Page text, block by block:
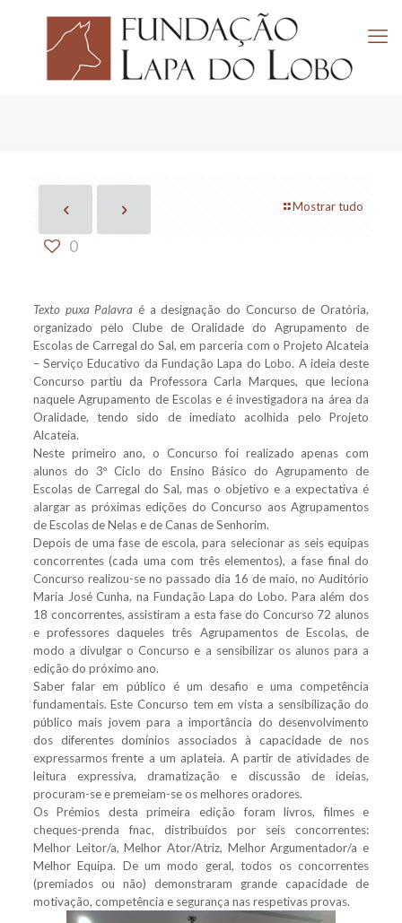
Mostrar tudo
0
Texto puxa Palavra é a designação do Concurso de Oratória,
organizado pelo Clube de Oralidade do Agrupamento de
Escolas de Carregal do Sal, em parceria com o Projeto Alcateia
– Serviço Educativo da Fundação Lapa do Lobo. A ideia deste
Concurso partiu da Professora Carla Marques, que leciona
naquele Agrupamento de Escolas e é investigadora na área da
Oralidade, tendo sido de imediato acolhida pelo Projeto
Alcateia.
Neste primeiro ano, o Concurso foi realizado apenas com
alunos do 3º Ciclo do Ensino Básico do Agrupamento de
Escolas de Carregal do Sal, mas o objetivo e a expectativa é
alargar as próximas edições do Concurso aos Agrupamentos
de Escolas de Nelas e de Canas de Senhorim.
Depois de uma fase de escola, para selecionar as seis equipas
concorrentes (cada uma com três elementos), a fase final do
Concurso realizou-se no passado dia 16 de maio, no Auditório
Maria José Cunha, na Fundação Lapa do Lobo. Para além dos
18 concorrentes, assistiram a esta fase do Concurso 72 alunos
e professores daqueles três Agrupamentos de Escolas, de
modo a divulgar o Concurso e a sensibilizar os alunos para a
edição do próximo ano.
Saber falar em público é um desafio e uma competência
fundamentais. Este Concurso tem em vista a sensibilização do
público mais jovem para a importância do desenvolvimento
dos diferentes domínios associados à capacidade de nos
expressarmos frente a um aplateia. A partir de atividades de
leitura expressiva, dramatização e discussão de ideias,
procuram-se e premeiam-se os melhores oradores.
Os Prémios desta primeira edição foram livros, filmes e
cheques-prenda fnac, distribuídos por seis concorrentes:
Melhor Leitor/a, Melhor Ator/Atriz, Melhor Argumentador/a e
Melhor Equipa. De um modo geral, todos os concorrentes
(premiados ou não) demonstraram grande capacidade de
motivação, competência e segurança nas respetivas provas.